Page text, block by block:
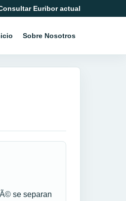
Euribor actual
Sobre Nosotros
se separan